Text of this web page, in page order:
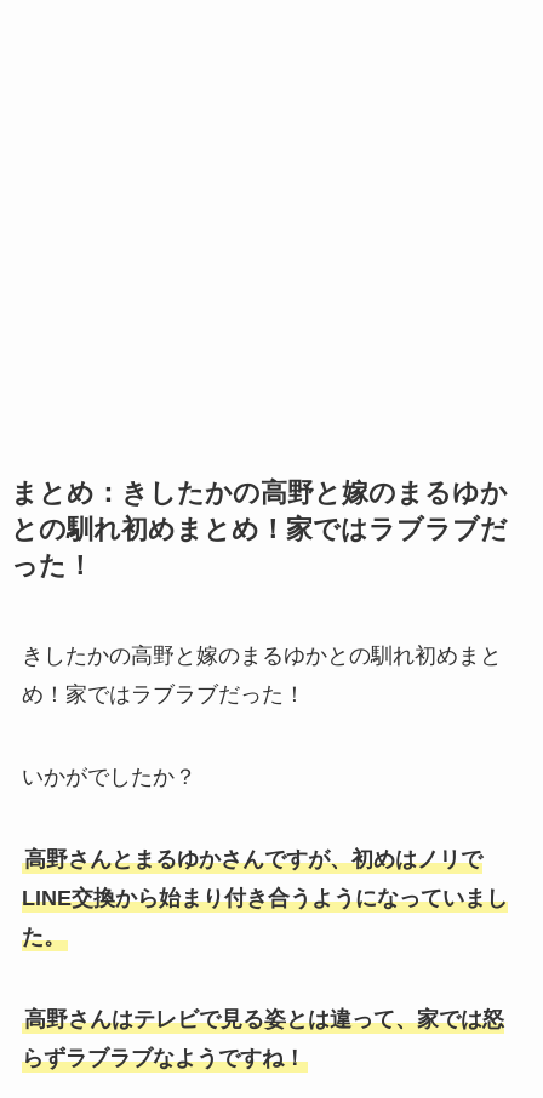
まとめ：きしたかの高野と嫁のまるゆか
との馴れ初めまとめ！家ではラブラブだ
った！
きしたかの高野と嫁のまるゆかとの馴れ初めまと
め！家ではラブラブだった！
いかがでしたか？
高野さんとまるゆかさんですが、初めはノリで
LINE交換から始まり付き合うようになっていまし
た。
高野さんはテレビで見る姿とは違って、家では怒
らずラブラブなようですね！